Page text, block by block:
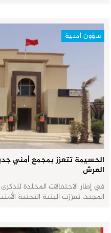
شؤون أمنية
العرش
في إطار الاحتفالات المخلدة
المجيد، تعززت البنية التحتية